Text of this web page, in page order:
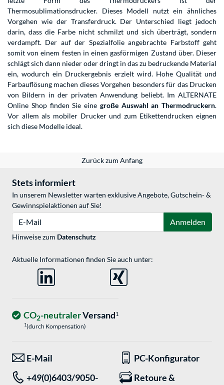
Thermosublimationsdrucker. Dieses Modell nutzt ein ähnliches
Vorgehen wie der Transferdruck. Der Unterschied liegt jedoch
darin, dass die Farbe nicht schmilzt und sich überträgt, sondern
verdampft. Der auf der Spezialfolie angebrachte Farbstoff geht
somit von einem festen in einen gasförmigen Zustand über. Dieser
schlägt sich dann nieder oder dringt in das zu bedruckende Material
ein, wodurch ein Druckergebnis erzielt wird. Hohe Qualität und
Farbauflösung machen dieses Vorgehen besonders für das Drucken
von Bildern in der privaten Anwendung beliebt. Im ALTERNATE
Online Shop finden Sie eine große Auswahl an Thermodruckern.
Vor allem als mobiler Drucker und zum Etikettendrucken eignen
sich diese Modelle ideal.
Zurück zum Anfang
Stets informiert
In unserem Newsletter warten exklusive Angebote, Gutschein- &
Gewinnspielaktionen auf Sie!
Anmelden
Hinweise zum Datenschutz
Aktuelle Informationen finden Sie auch unter:
CO2-neutralerVersand1
1(durch Kompensation)
E-Mail
PC-Konfigurator
+49(0)6403/9050-
Retoure &